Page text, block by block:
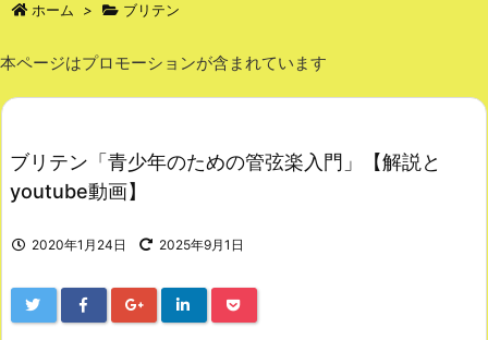
ホーム > ブリテン
本ページはプロモーションが含まれています
ブリテン「青少年のための管弦楽入門」【解説と
youtube動画】
2020年1月24日 2025年9月1日